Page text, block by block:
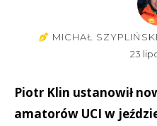
MICHAŁ SZYPLIŃSKI
23
Piotr Klin ustanowił
amatorów UCI w